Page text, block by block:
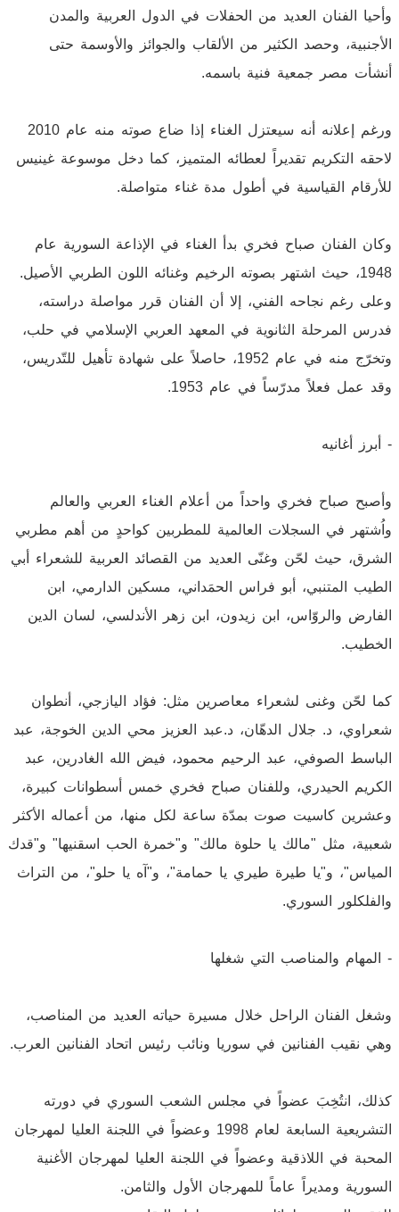
وأحيا الفنان العديد من الحفلات في الدول العربية والمدن
الأجنبية، وحصد الكثير من الألقاب والجوائز والأوسمة حتى
أنشأت مصر جمعية فنية باسمه.
ورغم إعلانه أنه سيعتزل الغناء إذا ضاع صوته منه عام 2010
لاحقه التكريم تقديراً لعطائه المتميز، كما دخل موسوعة غينيس
للأرقام القياسية في أطول مدة غناء متواصلة.
وكان الفنان صباح فخري بدأ الغناء في الإذاعة السورية عام
1948، حيث اشتهر بصوته الرخيم وغنائه اللون الطربي الأصيل.
وعلى رغم نجاحه الفني، إلا أن الفنان قرر مواصلة دراسته،
فدرس المرحلة الثانوية في المعهد العربي الإسلامي في حلب،
وتخرّج منه في عام 1952، حاصلاً على شهادة تأهيل للتّدريس،
وقد عمل فعلاً مدرّساً في عام 1953.
- أبرز أغانيه
وأصبح صباح فخري واحداً من أعلام الغناء العربي والعالم
واُشتهر في السجلات العالمية للمطربين كواحدٍ من أهم مطربي
الشرق، حيث لحّن وغنّى العديد من القصائد العربية للشعراء أبي
الطيب المتنبي، أبو فراس الحمَداني، مسكين الدارمي، ابن
الفارض والروّاس، ابن زيدون، ابن زهر الأندلسي، لسان الدين
الخطيب.
كما لحّن وغنى لشعراء معاصرين مثل: فؤاد اليازجي، أنطوان
شعراوي، د. جلال الدهّان، د.عبد العزيز محي الدين الخوجة، عبد
الباسط الصوفي، عبد الرحيم محمود، فيض الله الغادرين، عبد
الكريم الحيدري، وللفنان صباح فخري خمس أسطوانات كبيرة،
وعشرين كاسيت صوت بمدّة ساعة لكل منها، من أعماله الأكثر
شعبية، مثل "مالك يا حلوة مالك" و"خمرة الحب اسقنيها" و"قدك
المياس"، و"يا طيرة طيري يا حمامة"، و"آه يا حلو"، من التراث
والفلكلور السوري.
- المهام والمناصب التي شغلها
وشغل الفنان الراحل خلال مسيرة حياته العديد من المناصب،
وهي نقيب الفنانين في سوريا ونائب رئيس اتحاد الفنانين العرب.
كذلك، انتُخِبَ عضواً في مجلس الشعب السوري في دورته
التشريعية السابعة لعام 1998 وعضواً في اللجنة العليا لمهرجان
المحبة في اللاذقية وعضواً في اللجنة العليا لمهرجان الأغنية
السورية ومديراً عاماً للمهرجان الأول والثامن.